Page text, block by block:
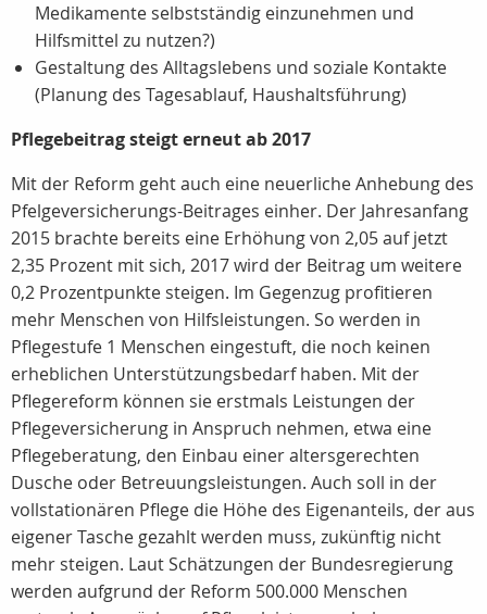
Medikamente selbstständig einzunehmen und
Hilfsmittel zu nutzen?)
Gestaltung des Alltagslebens und soziale Kontakte
(Planung des Tagesablauf, Haushaltsführung)
Pflegebeitrag steigt erneut ab 2017
Mit der Reform geht auch eine neuerliche Anhebung des
Pfelgeversicherungs-Beitrages einher. Der Jahresanfang
2015 brachte bereits eine Erhöhung von 2,05 auf jetzt
2,35 Prozent mit sich, 2017 wird der Beitrag um weitere
0,2 Prozentpunkte steigen. Im Gegenzug profitieren
mehr Menschen von Hilfsleistungen. So werden in
Pflegestufe 1 Menschen eingestuft, die noch keinen
erheblichen Unterstützungsbedarf haben. Mit der
Pflegereform können sie erstmals Leistungen der
Pflegeversicherung in Anspruch nehmen, etwa eine
Pflegeberatung, den Einbau einer altersgerechten
Dusche oder Betreuungsleistungen. Auch soll in der
vollstationären Pflege die Höhe des Eigenanteils, der aus
eigener Tasche gezahlt werden muss, zukünftig nicht
mehr steigen. Laut Schätzungen der Bundesregierung
werden aufgrund der Reform 500.000 Menschen